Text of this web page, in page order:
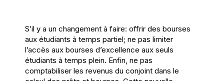
S’il y a un changement à faire: offrir des bourses
aux étudiants à temps partiel; ne pas limiter
l’accès aux bourses d’excellence aux seuls
étudiants à temps plein. Enfin, ne pas
comptabiliser les revenus du conjoint dans le